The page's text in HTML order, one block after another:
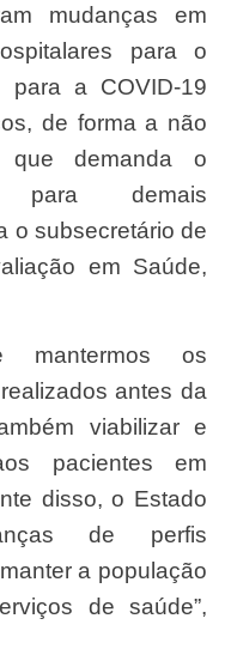
mudanças em
para o
para a COVID-19
de forma a não
que demanda o
para demais
o subsecretário de
em Saúde,
antes da
viabilizar e
pacientes em
disso, o Estado
de perfis
a população
de saúde”,